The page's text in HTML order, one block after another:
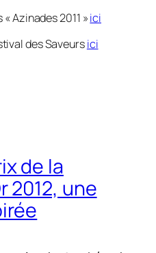
«Azinades 2011 »ici
des Saveursici
de la
2012, une